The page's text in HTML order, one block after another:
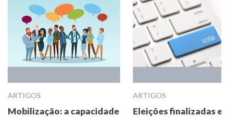
ARTIGOS
Mobilização: a capacidade
ARTIGOS
Eleições finalizadas e